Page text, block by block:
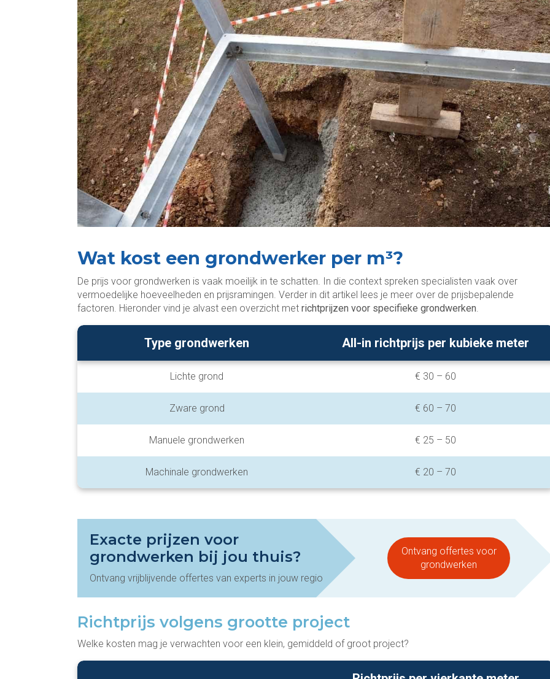
Wat kost een grondwerker per m³?
De prijs voor grondwerken is vaak moeilijk in te schatten. In die context spreken specialisten vaak over
vermoedelijke hoeveelheden en prijsramingen. Verder in dit artikel lees je meer over de prijsbepalende
factoren. Hieronder vind je alvast een overzicht met richtprijzen voor specifieke grondwerken.
Type grondwerken All-in richtprijs per kubieke meter
Lichte grond € 30 – 60
Zware grond € 60 – 70
Manuele grondwerken € 25 – 50
Machinale grondwerken € 20 – 70
Exacte prijzen voor
grondwerken bij jou thuis?
Ontvang vrijblijvende offertes van experts in jouw regio
Ontvang offertes voor
grondwerken
Richtprijs volgens grootte project
Welke kosten mag je verwachten voor een klein, gemiddeld of groot project?